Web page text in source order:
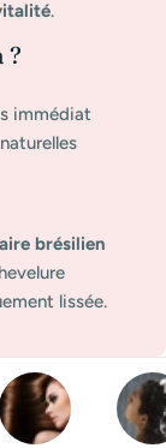
.
?
immédiat
brésilien
lissée.